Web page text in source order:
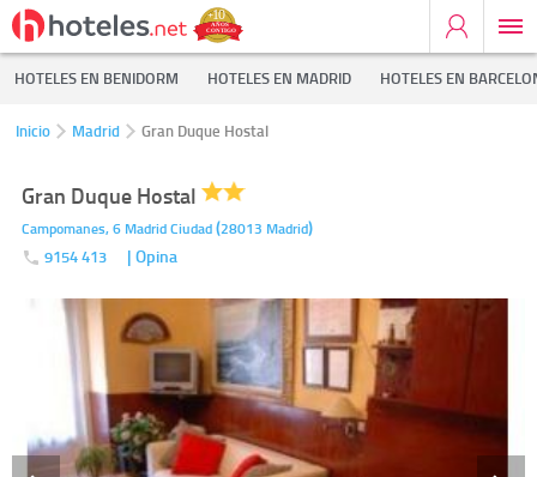
HOTELES EN BENIDORM HOTELES EN MADRID HOTELES EN
Inicio Madrid Gran Duque Hostal
Gran Duque Hostal
Campomanes, 6 Madrid Ciudad(28013 Madrid)
9154 413 | Opina